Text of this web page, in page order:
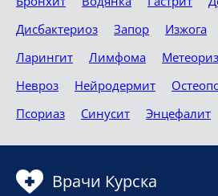
Дисбактериоз
Запор Изжога
Ларингит
Лимфома
Невроз
Нейродермит
Псориаз
Синусит Энцефалит
Врачи Курска